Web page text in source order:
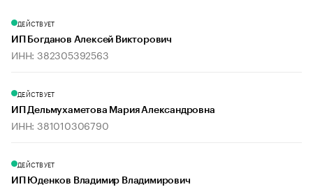
ДЕЙСТВУЕТ
ИП Богданов Алексей Викторович
ИНН: 382305392563
ДЕЙСТВУЕТ
ИП Дельмухаметова Мария Александровна
ИНН: 381010306790
ДЕЙСТВУЕТ
ИП Юденков Владимир Владимирович